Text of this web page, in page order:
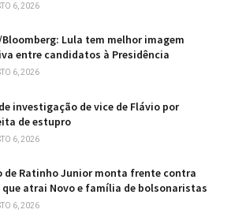
6, 2026
Lula tem melhor imagem
entre candidatos à Presidência
6, 2026
investigação de vice de Flávio por
de estupro
6, 2026
de Ratinho Junior monta frente contra
que atrai Novo e família de bolsonaristas
6, 2026